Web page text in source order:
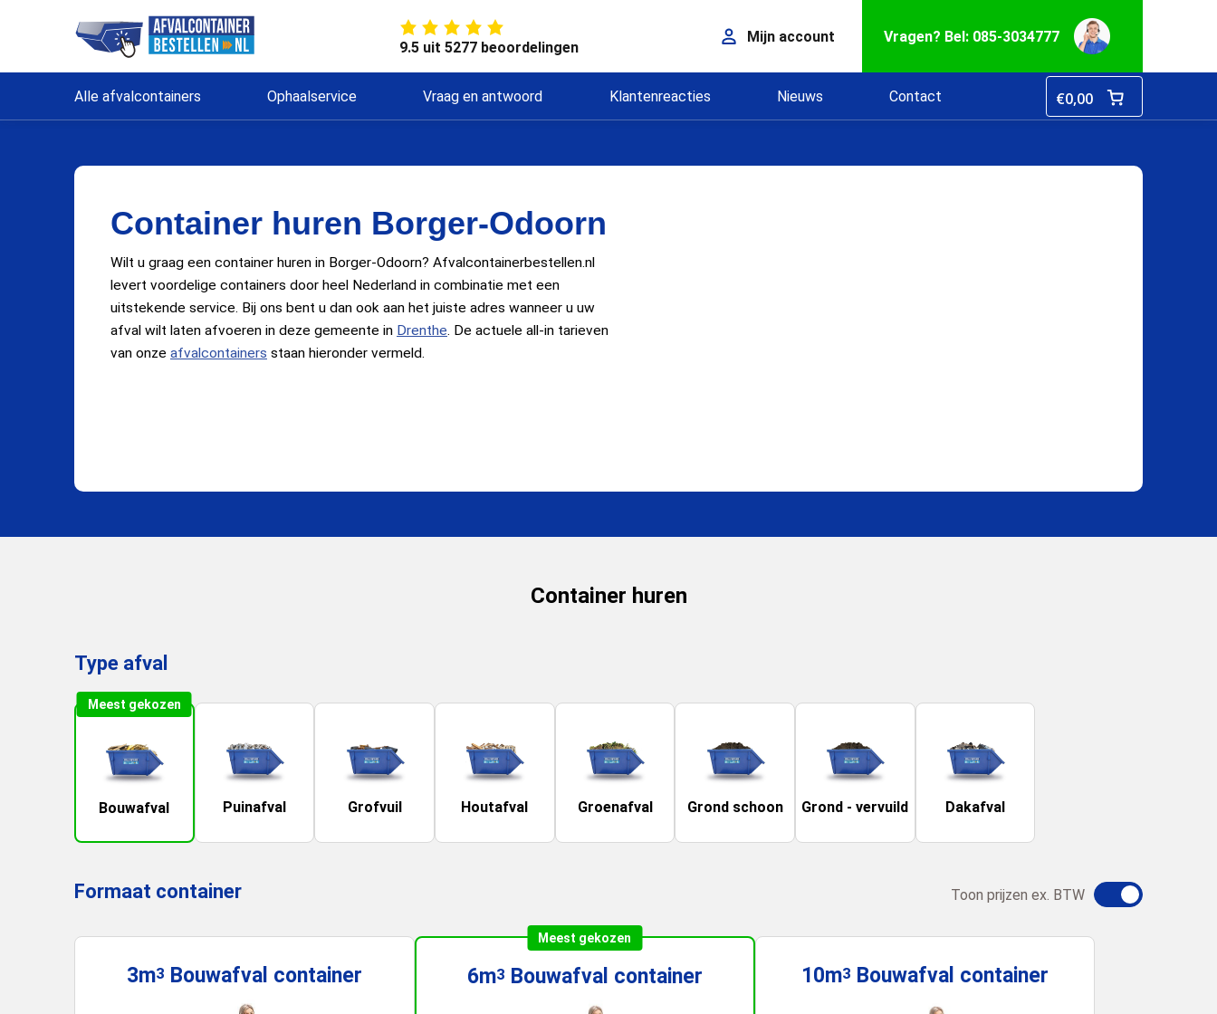
9.5 uit 5277 beoordelingen
Mijn account Vragen? Bel: 085-3034777
Alle afvalcontainers Ophaalservice Vraag en antwoord Klantenreacties Nieuws Contact €0,00
Container huren Borger-Odoorn
Wilt u graag een container huren in Borger-Odoorn? Afvalcontainerbestellen.nl
levert voordelige containers door heel Nederland in combinatie met een
uitstekende service. Bij ons bent u dan ook aan het juiste adres wanneer u uw
afval wilt laten afvoeren in deze gemeente in Drenthe. De actuele all-in tarieven
van onze afvalcontainers staan hieronder vermeld.
Container huren
Type afval
Meest gekozen
Bouwafval Puinafval Grofvuil Houtafval Groenafval Grond schoon Grond - vervuild Dakafval
Formaat container Toon prijzen ex. BTW
3m3 Bouwafval container
Meest gekozen
6m3 Bouwafval container 10m3 Bouwafval container